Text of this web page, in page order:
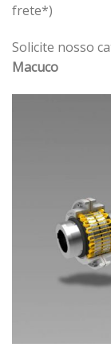
frete*)
Solicite nosso
Macuco